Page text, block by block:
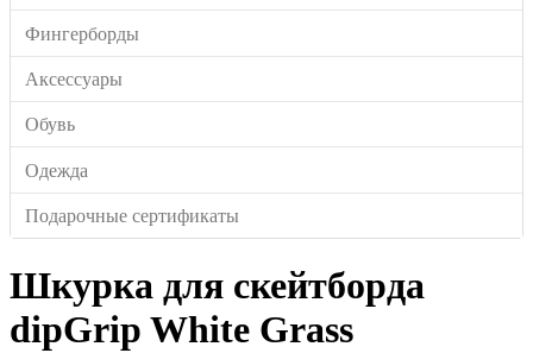
Фингерборды
Аксессуары
Обувь
Одежда
Подарочные сертификаты
Шкурка для скейтборда
dipGrip White Grass